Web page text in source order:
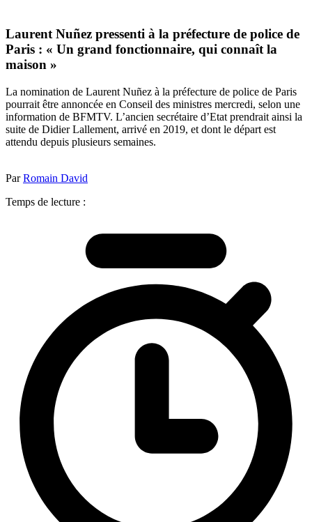
Laurent Nuñez pressenti à la préfecture de police de
Paris : « Un grand fonctionnaire, qui connaît la
maison »
La nomination de Laurent Nuñez à la préfecture de police de Paris
pourrait être annoncée en Conseil des ministres mercredi, selon une
information de BFMTV. L’ancien secrétaire d’Etat prendrait ainsi la
suite de Didier Lallement, arrivé en 2019, et dont le départ est
attendu depuis plusieurs semaines.
ParRomain David
Temps de lecture :